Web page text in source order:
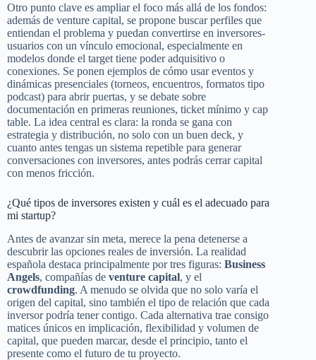
Otro punto clave es ampliar el foco más allá de los fondos:
además de venture capital, se propone buscar perfiles que
entiendan el problema y puedan convertirse en inversores-
usuarios con un vínculo emocional, especialmente en
modelos donde el target tiene poder adquisitivo o
conexiones. Se ponen ejemplos de cómo usar eventos y
dinámicas presenciales (torneos, encuentros, formatos tipo
podcast) para abrir puertas, y se debate sobre
documentación en primeras reuniones, ticket mínimo y cap
table. La idea central es clara: la ronda se gana con
estrategia y distribución, no solo con un buen deck, y
cuanto antes tengas un sistema repetible para generar
conversaciones con inversores, antes podrás cerrar capital
con menos fricción.
¿Qué tipos de inversores existen y cuál es el adecuado para
mi startup?
Antes de avanzar sin meta, merece la pena detenerse a
descubrir las opciones reales de inversión. La realidad
española destaca principalmente por tres figuras: Business
Angels, compañías de venture capital, y el
crowdfunding. A menudo se olvida que no solo varía el
origen del capital, sino también el tipo de relación que cada
inversor podría tener contigo. Cada alternativa trae consigo
matices únicos en implicación, flexibilidad y volumen de
capital, que pueden marcar, desde el principio, tanto el
presente como el futuro de tu proyecto.